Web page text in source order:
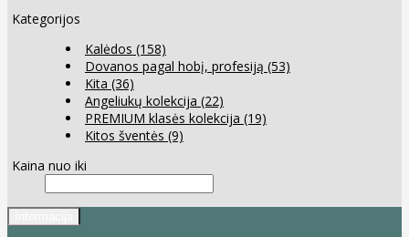
Kategorijos
Kalėdos (158)
Dovanos pagal hobį, profesiją (53)
Kita (36)
Angeliukų kolekcija (22)
PREMIUM klasės kolekcija (19)
Kitos šventės (9)
Kaina nuo iki